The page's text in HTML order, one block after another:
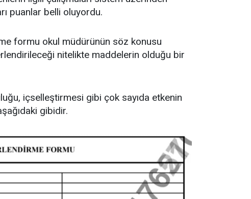
puanlar belli oluyordu.
formu okul müdürünün söz konusu
nitelikte maddelerin olduğu bir
içselleştirmesi gibi çok sayıda etkenin
gibidir.